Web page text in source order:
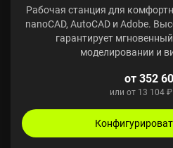
Рабочая станция для
nanoCAD, AutoCAD и Adobe.
гарантирует
моделировании и
от 352
или от 13 104